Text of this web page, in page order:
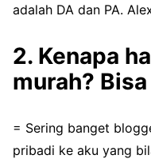
adalah DA dan PA.
2. Kenapa
murah?
= Sering banget
pribadi ke aku yang